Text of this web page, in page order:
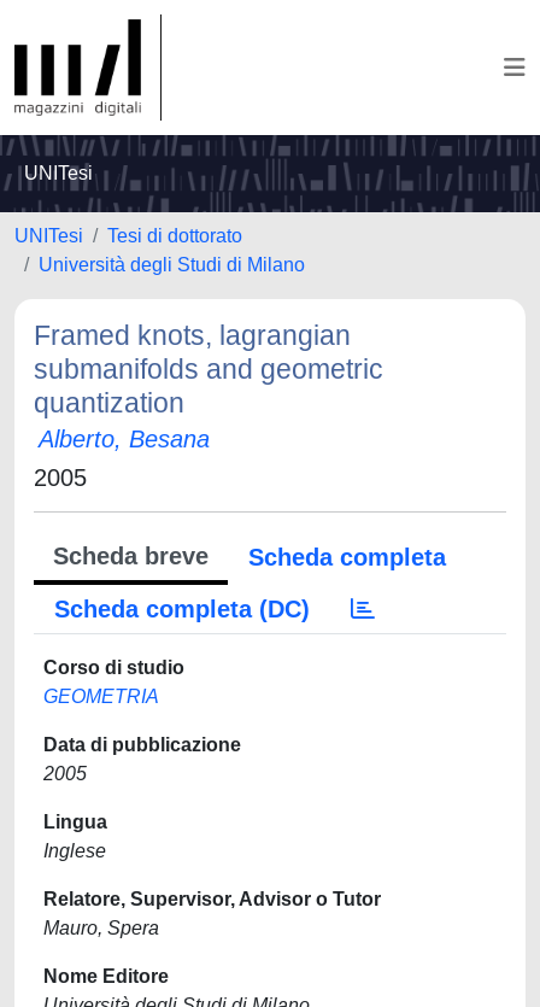
UNITesi
UNITesi
Tesi di dottorato
Università degli Studi di Milano
Framed knots, lagrangian
submanifolds and geometric
quantization
Alberto, Besana
2005
Scheda breve
Scheda completa
Scheda completa (DC)
Corso di studio
GEOMETRIA
Data di pubblicazione
2005
Lingua
Inglese
Relatore, Supervisor, Advisor o Tutor
Mauro, Spera
Nome Editore